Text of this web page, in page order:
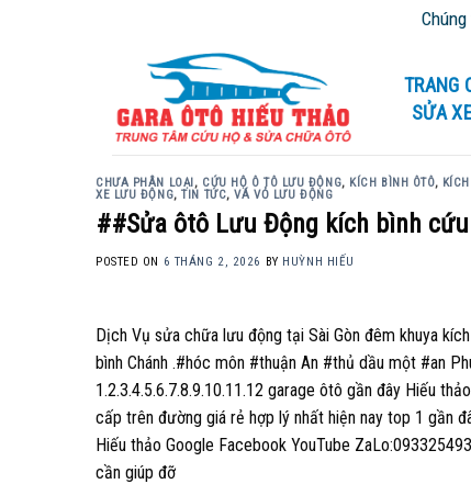
Chúng
TRANG
SỬA
CHƯA PHÂN LOẠI, CỨU HỘ Ô TÔ LƯU ĐỘNG, KÍCH BÌNH ÔTÔ,
XE LƯU ĐỘNG,TIN TỨC,VÁ VỎ LƯU ĐỘNG
##Sửa ôtô Lưu Động kích bình cứu
POSTED ON 6 THÁNG 2, 2026 BY HUỲNH HIẾU
Dịch Vụ sửa chữa lưu động tại Sài Gòn đêm khuya
bình Chánh .#hóc môn #thuận An #thủ dầu một #an
1.2.3.4.5.6.7.8.9.10.11.12 garage ôtô gần đây Hiếu
cấp trên đường giá rẻ hợp lý nhất hiện nay top 1 gần
Hiếu thảo Google Facebook YouTube
cần giúp đỡ